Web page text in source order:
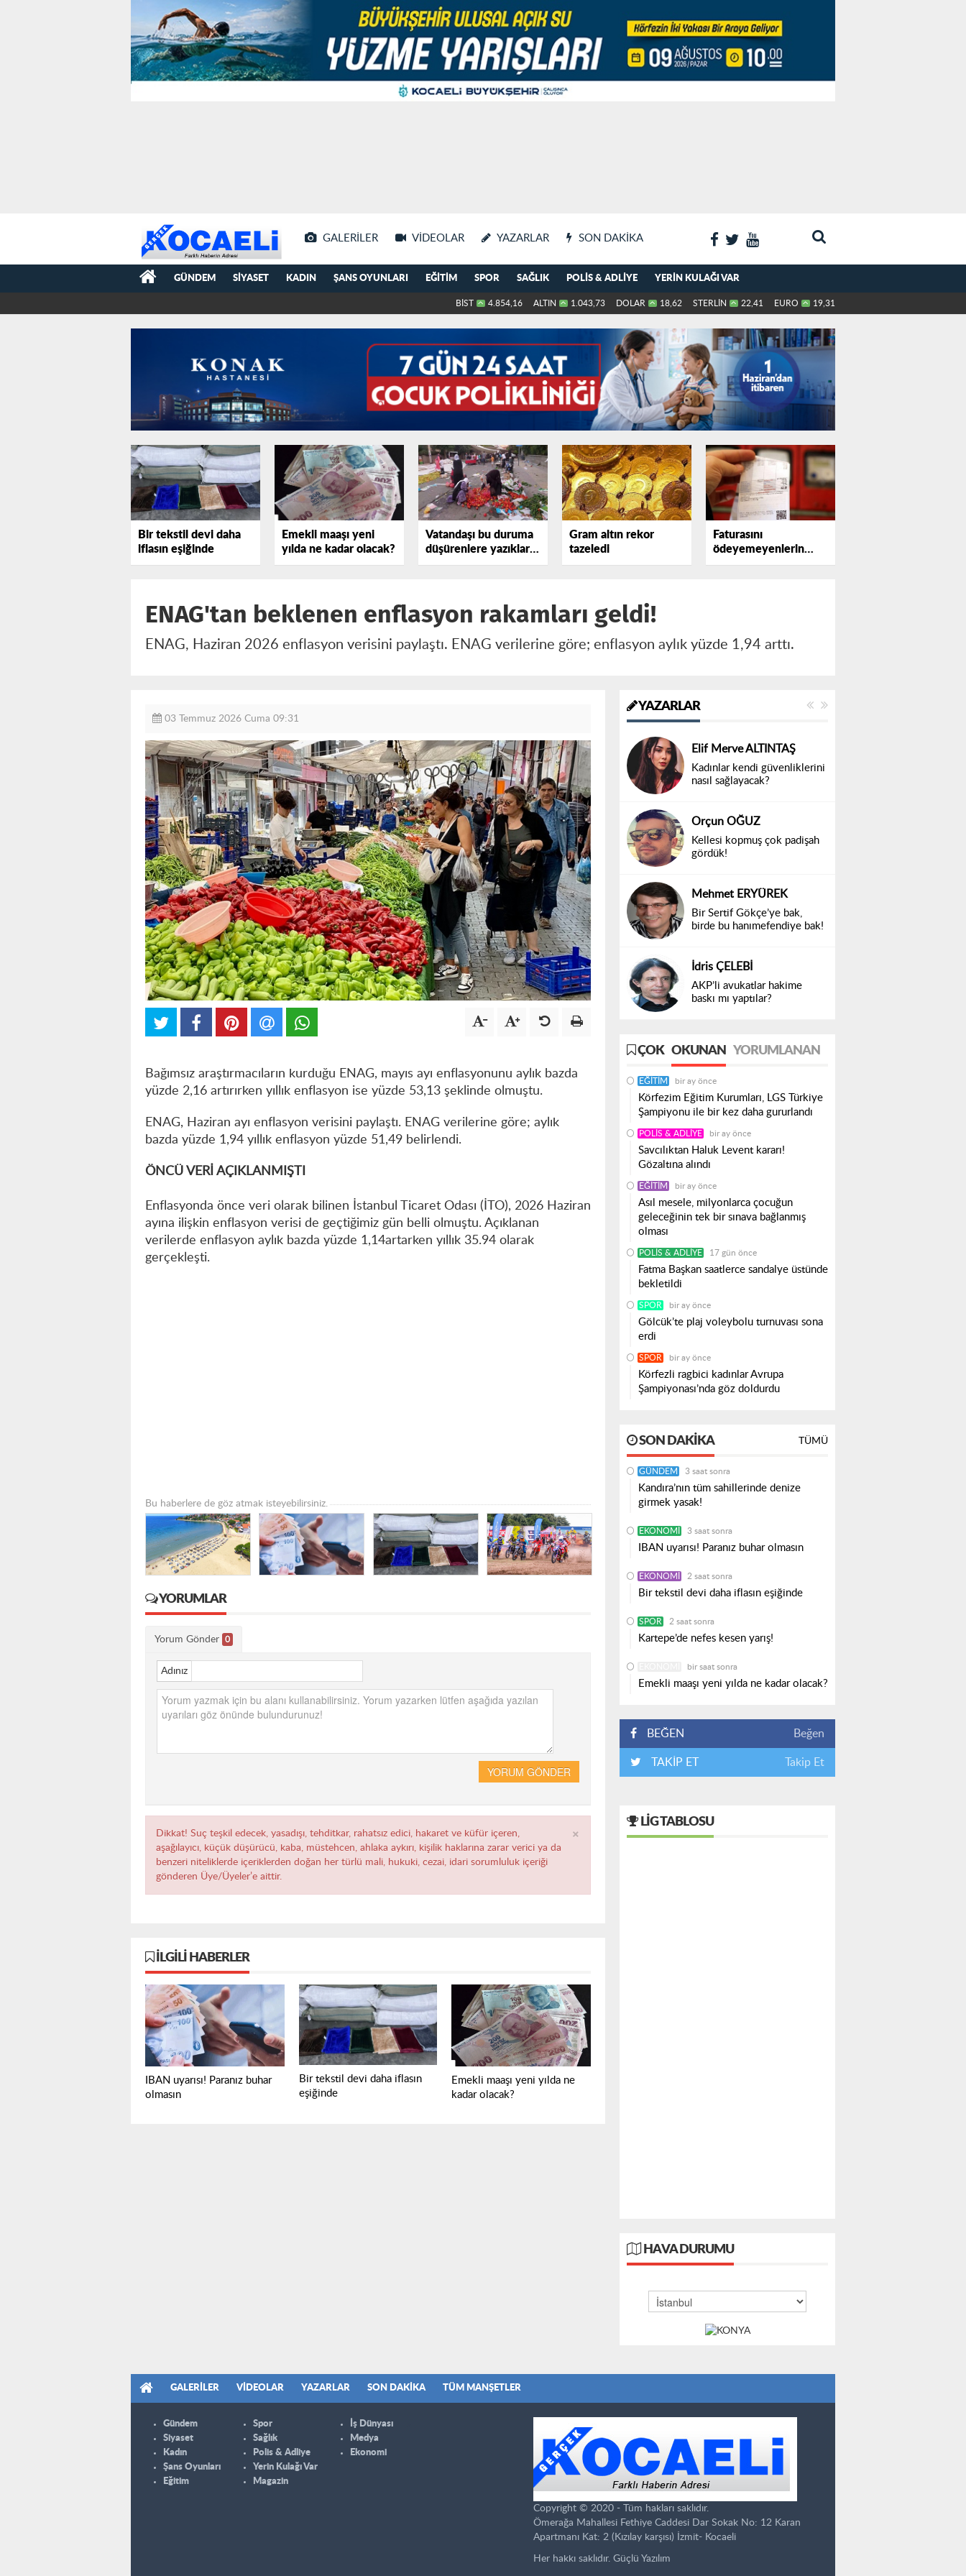
GALERILER VIDEOLAR YAZARLAR SON DAKIKA
GÜNDEM SIYASET KADIN ŞANS OYUNLARI EĞITIM SPOR SAĞLIK POLIS & ADLIYE YERIN KULAĞI VAR
BİST 4.854,16 ALTIN 1.043,73 DOLAR 18,62 STERLİN 22,41 EURO 19,31
Bir tekstil devi daha
iflasın eşiğinde
Emekli maaşı yeni
yılda ne kadar olacak?
Vatandaşı bu duruma
düşürenlere yazıklar
olsun!
Gram altın rekor
tazeledi
Faturasını
ödeyemeyenlerin
sayısı katlanıyor
ENAG'tan beklenen enflasyon rakamları geldi!
ENAG, Haziran 2026 enflasyon verisini paylaştı. ENAG verilerine göre; enflasyon aylık yüzde 1,94 arttı.
03 Temmuz 2026 Cuma 09:31
Bağımsız araştırmacıların kurduğu ENAG, mayıs ayı enflasyonunu aylık bazda
yüzde 2,16 artırırken yıllık enflasyon ise yüzde 53,13 şeklinde olmuştu.
ENAG, Haziran ayı enflasyon verisini paylaştı. ENAG verilerine göre; aylık
bazda yüzde 1,94 yıllık enflasyon yüzde 51,49 belirlendi.
ÖNCÜ VERİ AÇIKLANMIŞTI
Enflasyonda önce veri olarak bilinen İstanbul Ticaret Odası (İTO), 2026 Haziran
ayına ilişkin enflasyon verisi de geçtiğimiz gün belli olmuştu. Açıklanan
verilerde enflasyon aylık bazda yüzde 1,14artarken yıllık 35.94 olarak
gerçekleşti.
Bu haberlere de göz atmak isteyebilirsiniz.
YORUMLAR
Yorum Gönder 0
Adınız
YORUM GÖNDER
×
Dikkat! Suç teşkil edecek, yasadışı, tehditkar, rahatsız edici, hakaret ve küfür içeren,
aşağılayıcı, küçük düşürücü, kaba, müstehcen, ahlaka aykırı, kişilik haklarına zarar verici ya da
benzeri niteliklerde içeriklerden doğan her türlü mali, hukuki, cezai, idari sorumluluk içeriği
gönderen Üye/Üyeler’e aittir.
İLGILI HABERLER
IBAN uyarısı! Paranız buhar
olmasın
Bir tekstil devi daha iflasın
eşiğinde
Emekli maaşı yeni yılda ne
kadar olacak?
YAZARLAR
Elif Merve ALTINTAŞ
Kadınlar kendi güvenliklerini
nasıl sağlayacak?
Orçun OĞUZ
Kellesi kopmuş çok padişah
gördük!
Mehmet ERYÜREK
Bir Sertif Gökçe’ye bak,
birde bu hanımefendiye bak!
İdris ÇELEBİ
AKP’li avukatlar hakime
baskı mı yaptılar?
ÇOK OKUNAN YORUMLANAN
EĞITIM bir ay önce
Körfezim Eğitim Kurumları, LGS Türkiye
Şampiyonu ile bir kez daha gururlandı
POLIS & ADLIYE bir ay önce
Savcılıktan Haluk Levent kararı!
Gözaltına alındı
EĞITIM bir ay önce
Asıl mesele, milyonlarca çocuğun
geleceğinin tek bir sınava bağlanmış
olması
POLIS & ADLIYE 17 gün önce
Fatma Başkan saatlerce sandalye üstünde
bekletildi
SPOR bir ay önce
Gölcük’te plaj voleybolu turnuvası sona
erdi
SPOR bir ay önce
Körfezli ragbici kadınlar Avrupa
Şampiyonası’nda göz doldurdu
SON DAKIKA TÜMÜ
GÜNDEM 3 saat sonra
Kandıra’nın tüm sahillerinde denize
girmek yasak!
EKONOMI 3 saat sonra
IBAN uyarısı! Paranız buhar olmasın
EKONOMI 2 saat sonra
Bir tekstil devi daha iflasın eşiğinde
SPOR 2 saat sonra
Kartepe’de nefes kesen yarış!
bir saat sonra
Emekli maaşı yeni yılda ne kadar olacak?
BEĞEN Beğen
TAKİP ET Takip Et
LIG TABLOSU
HAVA DURUMU
GALERILER VIDEOLAR YAZARLAR SON DAKIKA TÜM MANŞETLER
Gündem
Siyaset
Kadın
Şans Oyunları
Eğitim
Spor
Sağlık
Polis & Adliye
Yerin Kulağı Var
Magazin
İş Dünyası
Medya
Ekonomi
Copyright © 2020 - Tüm hakları saklıdır.
Ömerağa Mahallesi Fethiye Caddesi Dar Sokak No: 12 Karan
Apartmanı Kat: 2 (Kızılay karşısı) İzmit- Kocaeli
Her hakkı saklıdır. Güçlü Yazılım